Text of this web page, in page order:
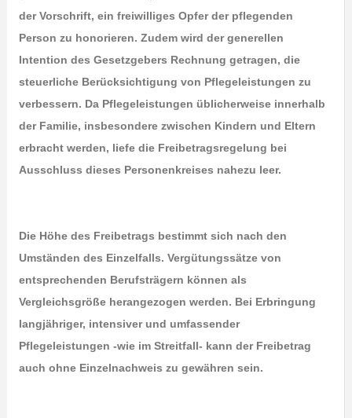
der Vorschrift, ein freiwilliges Opfer der pflegenden
Person zu honorieren. Zudem wird der generellen
Intention des Gesetzgebers Rechnung getragen, die
steuerliche Berücksichtigung von Pflegeleistungen zu
verbessern. Da Pflegeleistungen üblicherweise innerhalb
der Familie, insbesondere zwischen Kindern und Eltern
erbracht werden, liefe die Freibetragsregelung bei
Ausschluss dieses Personenkreises nahezu leer.
Die Höhe des Freibetrags bestimmt sich nach den
Umständen des Einzelfalls. Vergütungssätze von
entsprechenden Berufsträgern können als
Vergleichsgröße herangezogen werden. Bei Erbringung
langjähriger, intensiver und umfassender
Pflegeleistungen -wie im Streitfall- kann der Freibetrag
auch ohne Einzelnachweis zu gewähren sein.